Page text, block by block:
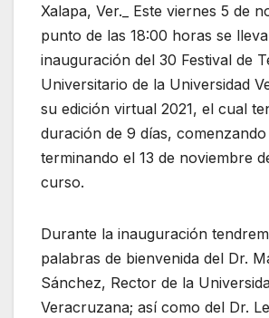
Xalapa, Ver._ Este viernes 5 de
punto de las 18:00 horas se
inauguración del 30 Festival de
Universitario de la Universidad
su edición virtual 2021, el cual
duración de 9 días,
terminando el 13 de noviembre
curso.
Durante la inauguración
palabras de bienvenida del Dr.
Sánchez, Rector de la
Veracruzana; así como del Dr.